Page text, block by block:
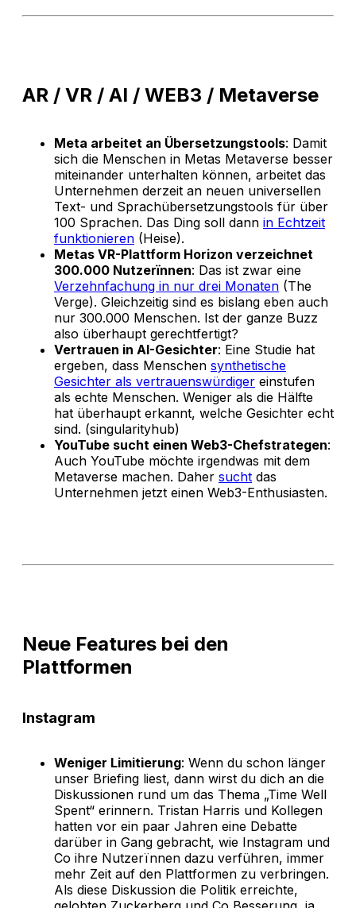
AR / VR / AI / WEB3 / Metaverse
Meta arbeitet an Übersetzungstools: Damit
sich die Menschen in Metas Metaverse besser
miteinander unterhalten können, arbeitet das
Unternehmen derzeit an neuen universellen
Text- und Sprachübersetzungstools für über
100 Sprachen. Das Ding soll dann in Echtzeit
funktionieren (Heise).
Metas VR-Plattform Horizon verzeichnet
300.000 Nutzerïnnen: Das ist zwar eine
Verzehnfachung in nur drei Monaten (The
Verge). Gleichzeitig sind es bislang eben auch
nur 300.000 Menschen. Ist der ganze Buzz
also überhaupt gerechtfertigt?
Vertrauen in AI-Gesichter: Eine Studie hat
ergeben, dass Menschen synthetische
Gesichter als vertrauenswürdiger einstufen
als echte Menschen. Weniger als die Hälfte
hat überhaupt erkannt, welche Gesichter echt
sind. (singularityhub)
YouTube sucht einen Web3-Chefstrategen:
Auch YouTube möchte irgendwas mit dem
Metaverse machen. Daher sucht das
Unternehmen jetzt einen Web3-Enthusiasten.
Neue Features bei den
Plattformen
Instagram
Weniger Limitierung: Wenn du schon länger
unser Briefing liest, dann wirst du dich an die
Diskussionen rund um das Thema „Time Well
Spent“ erinnern. Tristan Harris und Kollegen
hatten vor ein paar Jahren eine Debatte
darüber in Gang gebracht, wie Instagram und
Co ihre Nutzerïnnen dazu verführen, immer
mehr Zeit auf den Plattformen zu verbringen.
Als diese Diskussion die Politik erreichte,